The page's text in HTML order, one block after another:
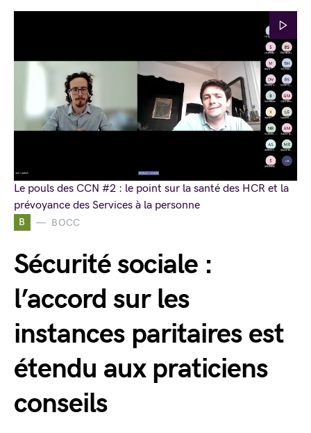
B BOCC
Sécurité sociale :
l’accord sur les
instances paritaires est
étendu aux praticiens
conseils
Le pouls des CCN #2 : le point sur la santé des HCR et la
prévoyance des Services à la personne